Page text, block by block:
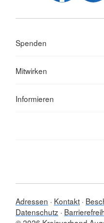
Spenden
Mitwirken
Informieren
Adressen Kontakt
Datenschutz